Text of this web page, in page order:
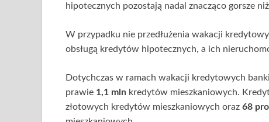
hipotecznych pozostają nadal znacząco gorsze
W przypadku nie przedłużenia wakacji
obsługą kredytów hipotecznych, a ich
Dotychczas w ramach wakacji kredytowych
prawie 1,1 mln kredytów mieszkaniowych.
złotowych kredytów mieszkaniowych oraz 68